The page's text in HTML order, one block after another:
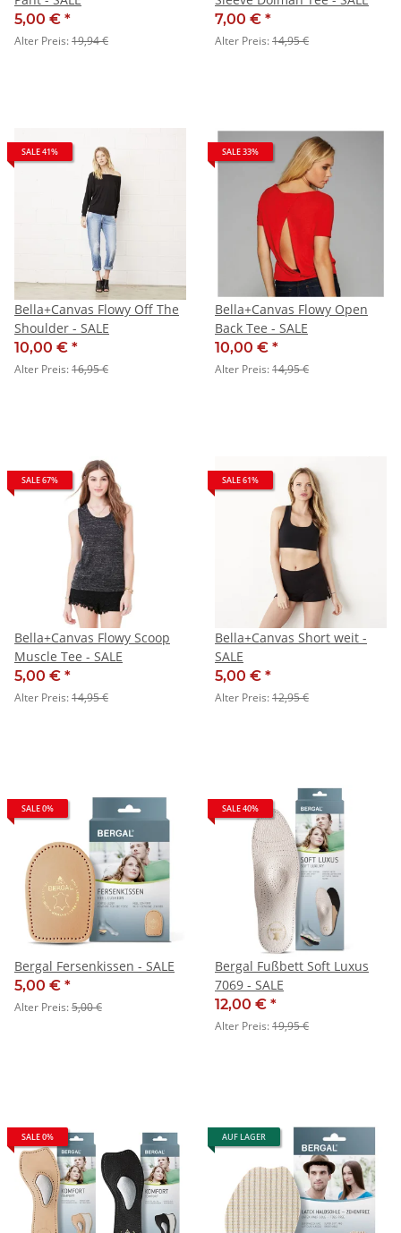
5,00 € *
Alter Preis:19,94 €
7,00 € *
Alter Preis:14,95 €
SALE 41%
Bella+Canvas Flowy Off The
Shoulder - SALE
10,00 € *
Alter Preis:16,95 €
SALE 33%
Bella+Canvas Flowy Open
Back Tee - SALE
10,00 € *
Alter Preis:14,95 €
SALE 67%
Bella+Canvas Flowy Scoop
Muscle Tee - SALE
5,00 € *
Alter Preis:14,95 €
SALE 61%
Bella+Canvas Short weit -
SALE
5,00 € *
Alter Preis:12,95 €
SALE 0%
Bergal Fersenkissen - SALE
5,00 € *
Alter Preis:5,00 €
SALE 40%
Bergal Fußbett Soft Luxus
7069 - SALE
12,00 € *
Alter Preis:19,95 €
SALE 0% AUF LAGER